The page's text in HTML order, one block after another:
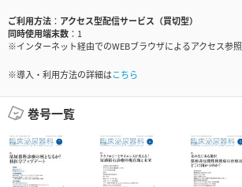
ご利用方法
アクセス型配信サービス（買切型）
同時使用端末数
1
※インターネット経由でのWEBブラウザによるアクセス参照
※導入・利用方法の詳細はこちら
巻号一覧